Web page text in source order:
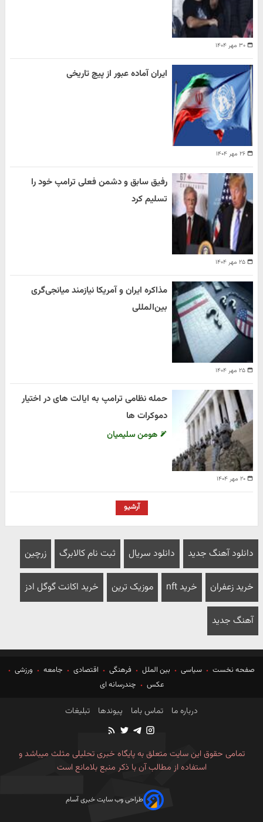
۳۰ مهر ۱۴۰۴
۲۶ مهر ۱۴۰۴
ایران آماده عبور از پیچ تاریخی
۲۵ مهر ۱۴۰۴
رفیق سابق و دشمن فعلی ترامپ خود را
تسلیم کرد
۲۵ مهر ۱۴۰۴
مذاکره ایران و آمریکا نیازمند میانجی‌گری
بین‌المللی
۲۰ مهر ۱۴۰۴
حمله نظامی ترامپ به ایالت های در اختیار
دموکرات ها
هومن سلیمیان
آرشیو
دانلود آهنگ جدید دانلود سریال ثبت نام کالابرگ زرچین
خرید زعفران خرید nft موزیک ترین خرید اکانت گوگل ادز
آهنگ جدید
صفحه نخست سیاسی بین الملل فرهنگی اقتصادی جامعه
ورزشی
عکس
چندرسانه ای
درباره ما تماس باما پیوندها تبلیغات
تمامی حقوق این سایت متعلق به پایگاه خبری تحلیلی مثلث میباشد و
استفاده از مطالب آن با ذکر منبع بلامانع است
طراحی وب سایت خبری آسام